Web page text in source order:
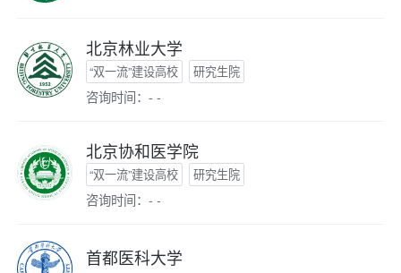
北京林业大学
“双一流”建设高校 研究生院
咨询时间：- -
北京协和医学院
“双一流”建设高校 研究生院
咨询时间：- -
首都医科大学